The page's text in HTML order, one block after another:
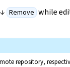
Remove while
repository,